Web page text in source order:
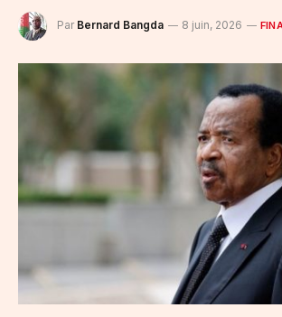
Par Bernard Bangda 8 juin, 2026